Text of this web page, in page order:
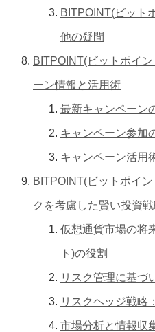
BITPOINT(ビット
他の疑問
BITPOINT(ビットポイ
ーン情報と活用術
最新キャンペーン
キャンペーン参加
キャンペーン活用
BITPOINT(ビットポイ
クを考慮した賢い投資
仮想通貨市場の将
ト)の役割
リスク管理に基づ
リスクヘッジ戦略
市場分析と情報収